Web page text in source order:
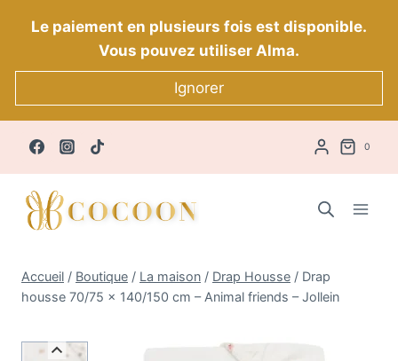
Le paiement en plusieurs fois est disponible.
Vous pouvez utiliser Alma.
Ignorer
0
Accueil / Boutique / La maison / Drap Housse / Drap
housse 70/75 x 140/150 cm – Animal friends – Jollein